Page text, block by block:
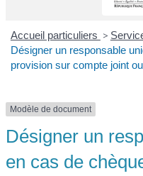
Accueil particuliers >
Désigner un responsable
provision sur compte joint
Modèle de document
Désigner un
en cas de